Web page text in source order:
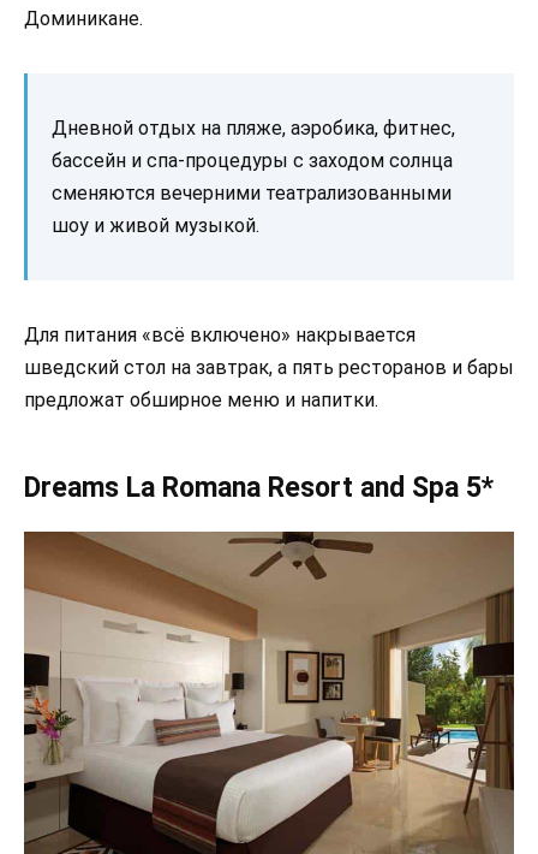
Доминикане.
Дневной отдых на пляже, аэробика, фитнес,
бассейн и спа-процедуры с заходом солнца
сменяются вечерними театрализованными
шоу и живой музыкой.
Для питания «всё включено» накрывается
шведский стол на завтрак, а пять ресторанов и бары
предложат обширное меню и напитки.
Dreams La Romana Resort and Spa 5*